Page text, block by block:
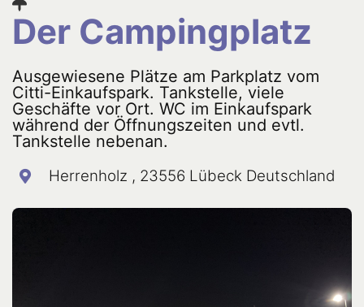
Der Campingplatz
Ausgewiesene Plätze am Parkplatz vom
Citti-Einkaufspark. Tankstelle, viele
Geschäfte vor Ort. WC im Einkaufspark
während der Öffnungszeiten und evtl.
Tankstelle nebenan.
Herrenholz , 23556 Lübeck Deutschland